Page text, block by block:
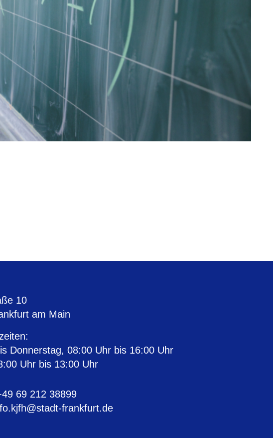
10
am Main
:
Donnerstag, 08:00 Uhr bis 16:00 Uhr
Uhr bis 13:00 Uhr
69 212 38899
frankfurt.de